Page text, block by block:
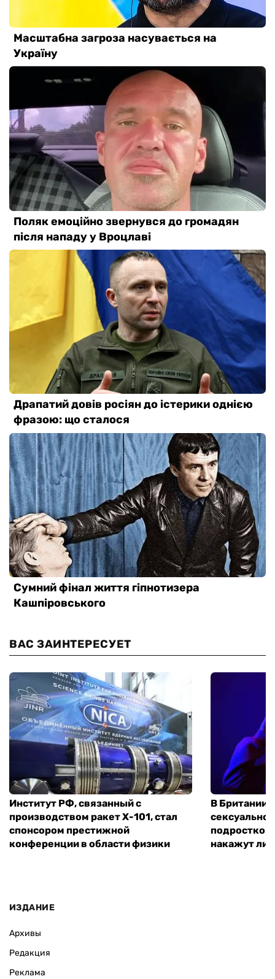
ВАС ЗАИНТЕРЕСУЕТ
Институт РФ, связанный с
производством ракет Х-101, стал
спонсором престижной
конференции в области физики
В Британии
подростком
накажут ли
ИЗДАНИЕ
Архивы
Редакция
Реклама